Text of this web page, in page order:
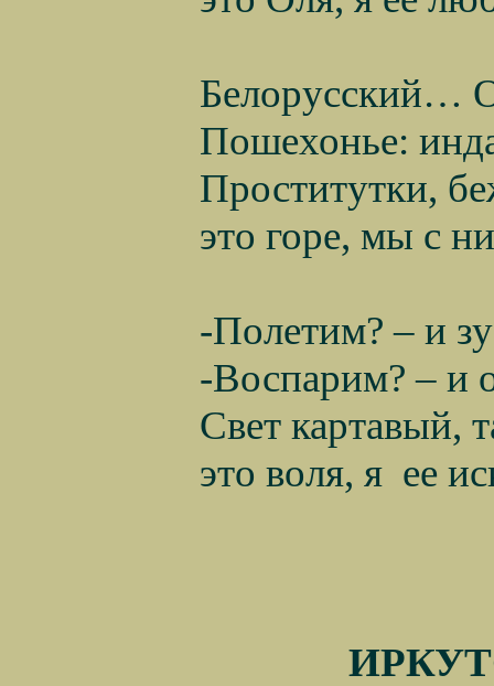
Белорусский…
Пошехонье:
Проститутки,
это горе, мы с
-Полетим? – и
-Воспарим? – и
Свет картавый,
это воля, я ее